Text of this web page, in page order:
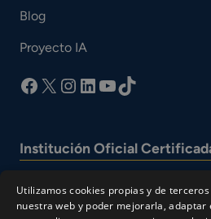
Blog
Proyecto IA
facebook
X Instagram
LinkedIn
YouTube
TikTok
Institución Oficial
Utilizamos cookies propias y de
nuestra web y poder mejorarla, adaptar